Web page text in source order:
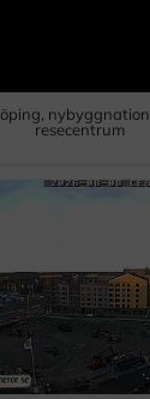
resecentrum